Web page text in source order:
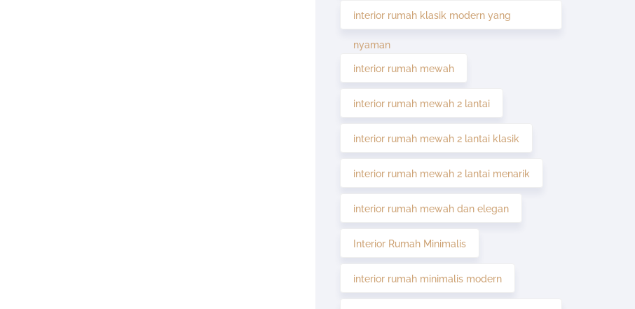
interior rumah klasik modern yang
nyaman
interior rumah mewah
interior rumah mewah 2 lantai
interior rumah mewah 2 lantai klasik
interior rumah mewah 2 lantai menarik
interior rumah mewah dan elegan
Interior Rumah Minimalis
interior rumah minimalis modern